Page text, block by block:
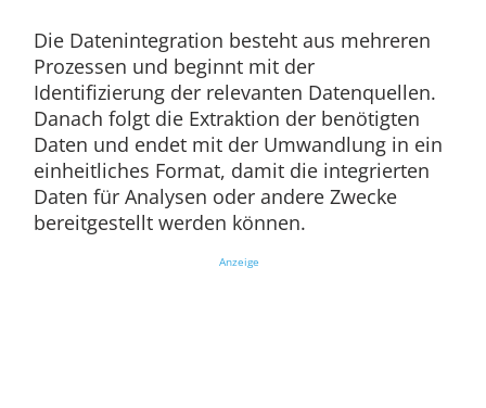
Die Datenintegration besteht aus mehreren
Prozessen und beginnt mit der
Identifizierung der relevanten Datenquellen.
Danach folgt die Extraktion der benötigten
Daten und endet mit der Umwandlung in ein
einheitliches Format, damit die integrierten
Daten für Analysen oder andere Zwecke
bereitgestellt werden können.
Anzeige